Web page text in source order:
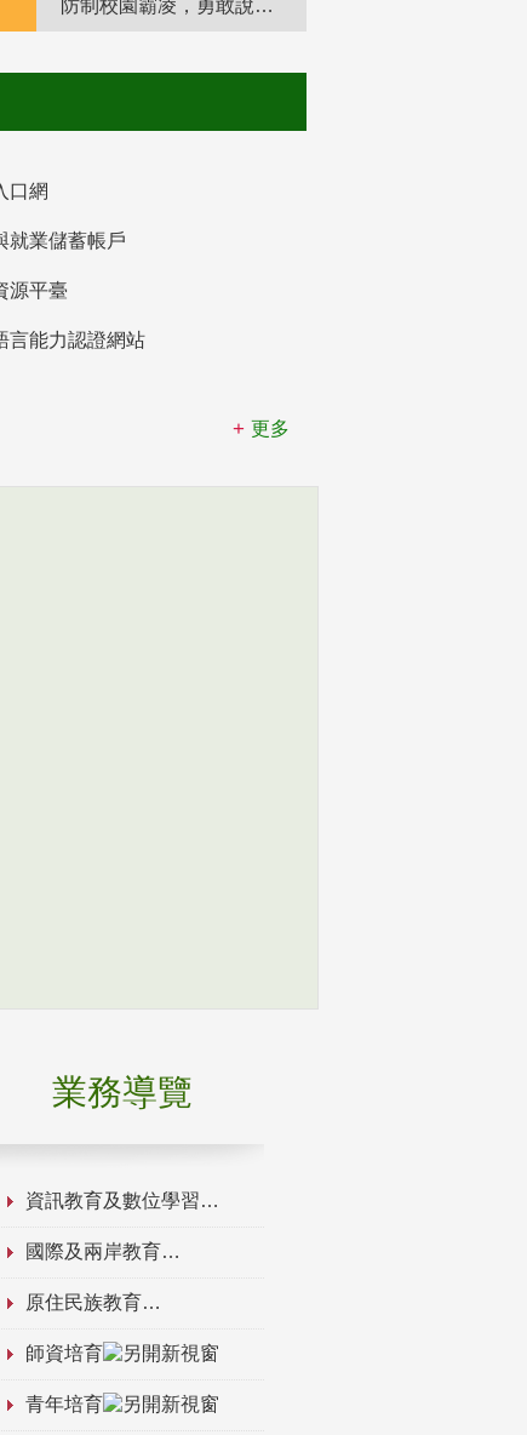
防制校園霸凌，勇敢說出來！
口網
就業儲蓄帳戶
源平臺
言能力認證網站
更多
業務導覽
資訊教育及數位學習
國際及兩岸教育
原住民族教育
師資培育
青年培育